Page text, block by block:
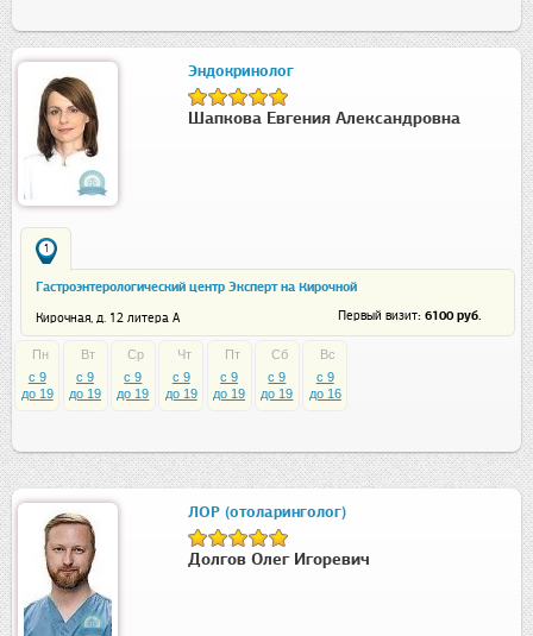
Эндокринолог
Шапкова Евгения Александровна
1
Гастроэнтерологический центр Эксперт на Кирочной
Кирочная, д. 12 литера А Первый визит: 6100 руб.
Пн
c 9
до 19
Вт
c 9
до 19
Ср
c 9
до 19
Чт
c 9
до 19
Пт
c 9
до 19
Сб
c 9
до 19
Вс
c 9
до 16
ЛОР (отоларинголог)
Долгов Олег Игоревич